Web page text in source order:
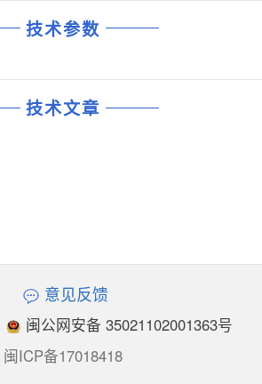
技术参数
技术文章
意见反馈
闽公网安备 35021102001363号
闽ICP备17018418